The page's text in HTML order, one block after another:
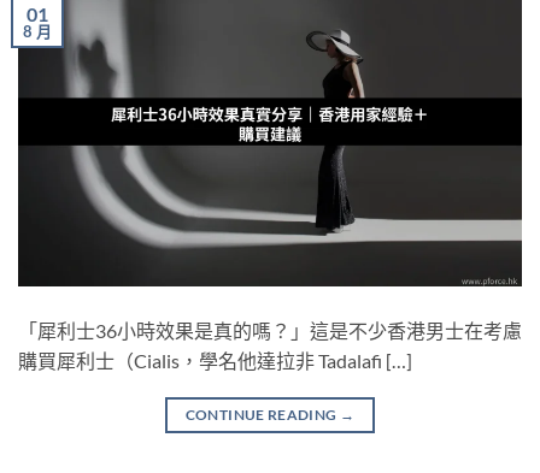
01
8 月
「犀利士36小時效果是真的嗎？」這是不少香港男士在考慮
購買犀利士（Cialis，學名他達拉非 Tadalafi […]
CONTINUE READING →